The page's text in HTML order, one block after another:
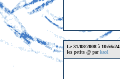
Le 31/08/2008à 10:56:24
les petits @ parkaol